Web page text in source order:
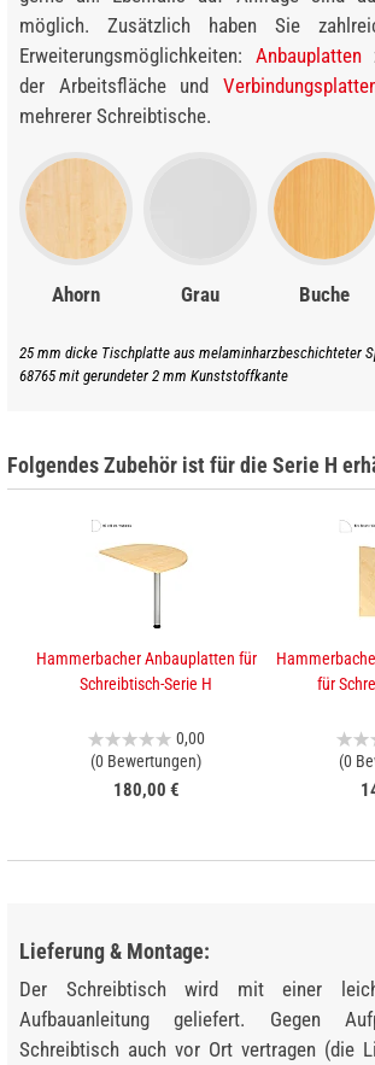
möglich. Zusätzlich haben Sie
Erweiterungsmöglichkeiten: Anbauplatten
der Arbeitsfläche und
mehrerer Schreibtische.
Ahorn Grau Buche
25 mm dicke Tischplatte aus melaminharzbeschichteter
68765 mit gerundeter 2 mm Kunststoffkante
Folgendes Zubehör ist für die Serie H
Hammerbacher Anbauplatten für
Schreibtisch-Serie H
0,00
(0 Bewertungen)
180,00 €
für
(0
Lieferung & Montage:
Der Schreibtisch wird mit einer
Aufbauanleitung geliefert. Gegen
Schreibtisch auch vor Ort vertragen (die